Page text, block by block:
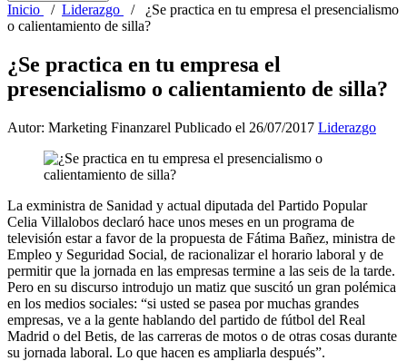
Inicio / Liderazgo / ¿Se practica en tu empresa el presencialismo
o calientamiento de silla?
¿Se practica en tu empresa el
presencialismo o calientamiento de silla?
Autor: Marketing Finanzarel Publicado el 26/07/2017 Liderazgo
La exministra de Sanidad y actual diputada del Partido Popular
Celia Villalobos declaró hace unos meses en un programa de
televisión estar a favor de la propuesta de Fátima Bañez, ministra de
Empleo y Seguridad Social, de racionalizar el horario laboral y de
permitir que la jornada en las empresas termine a las seis de la tarde.
Pero en su discurso introdujo un matiz que suscitó un gran polémica
en los medios sociales: “si usted se pasea por muchas grandes
empresas, ve a la gente hablando del partido de fútbol del Real
Madrid o del Betis, de las carreras de motos o de otras cosas durante
su jornada laboral. Lo que hacen es ampliarla después”.